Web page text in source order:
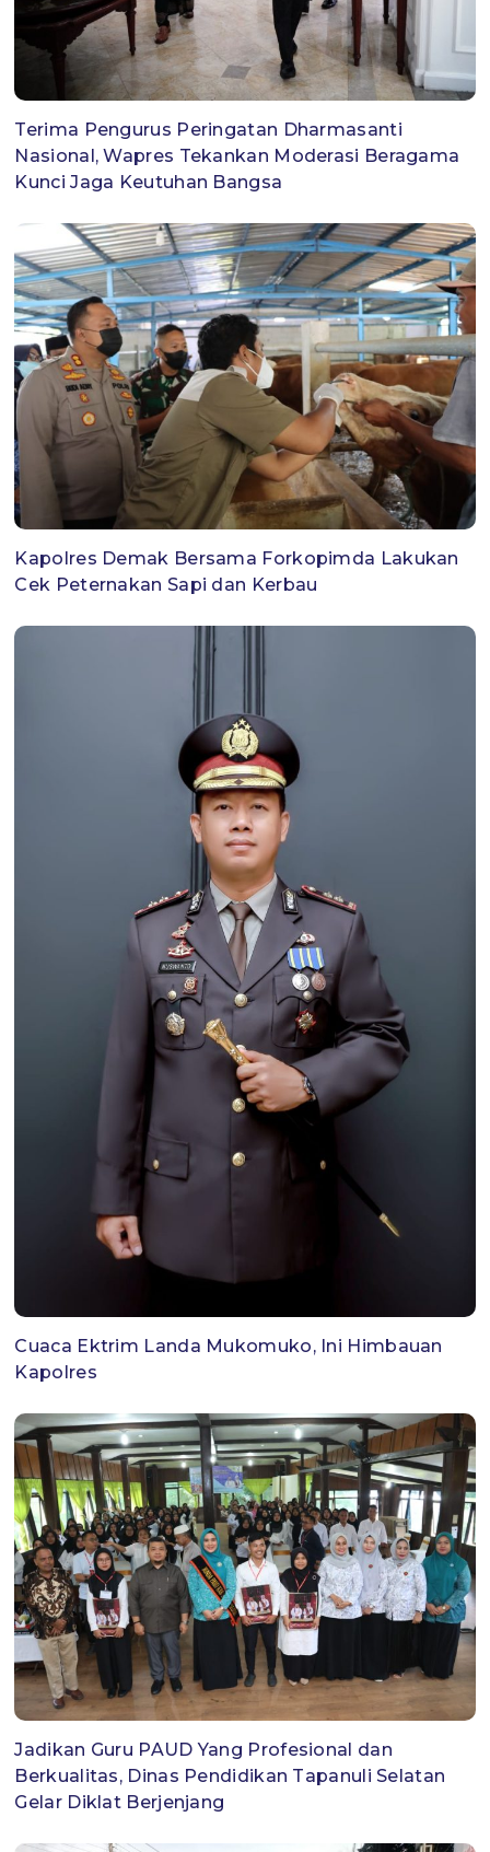
Terima Pengurus Peringatan Dharmasanti
Nasional, Wapres Tekankan Moderasi Beragama
Kunci Jaga Keutuhan Bangsa
Kapolres Demak Bersama Forkopimda Lakukan
Cek Peternakan Sapi dan Kerbau
Cuaca Ektrim Landa Mukomuko, Ini Himbauan
Kapolres
Jadikan Guru PAUD Yang Profesional dan
Berkualitas, Dinas Pendidikan Tapanuli Selatan
Gelar Diklat Berjenjang